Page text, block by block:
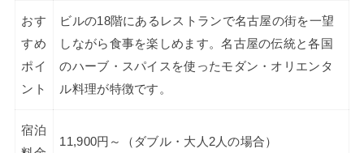
おす
すめ
ポイ
ント
ビルの18階にあるレストランで名古屋の街を一望
しながら食事を楽しめます。名古屋の伝統と各国
のハーブ・スパイスを使ったモダン・オリエンタ
ル料理が特徴です。
宿泊
11,900円～（ダブル・大人2人の場合）